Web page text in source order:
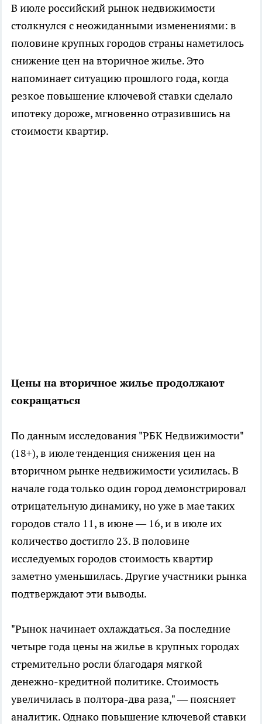
В июле российский рынок недвижимости
столкнулся с неожиданными изменениями: в
половине крупных городов страны наметилось
снижение цен на вторичное жилье. Это
напоминает ситуацию прошлого года, когда
резкое повышение ключевой ставки сделало
ипотеку дороже, мгновенно отразившись на
стоимости квартир.
Цены на вторичное жилье продолжают
сокращаться
По данным исследования "РБК Недвижимости"
(18+), в июле тенденция снижения цен на
вторичном рынке недвижимости усилилась. В
начале года только один город демонстрировал
отрицательную динамику, но уже в мае таких
городов стало 11, в июне — 16, и в июле их
количество достигло 23. В половине
исследуемых городов стоимость квартир
заметно уменьшилась. Другие участники рынка
подтверждают эти выводы.
"Рынок начинает охлаждаться. За последние
четыре года цены на жилье в крупных городах
стремительно росли благодаря мягкой
денежно-кредитной политике. Стоимость
увеличилась в полтора-два раза," — поясняет
аналитик. Однако повышение ключевой ставки